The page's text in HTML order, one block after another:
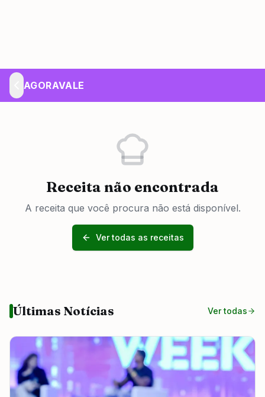
AGORAVALE
Receita não encontrada
A receita que você procura não está disponível.
Ver todas as receitas
Últimas Notícias Ver todas